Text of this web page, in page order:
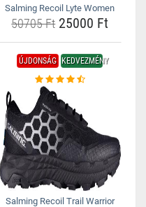
Salming Recoil Lyte Women
50705 Ft25000 Ft
ÚJDONSÁG KEDVEZMÉNY
Salming Recoil Trail Warrior